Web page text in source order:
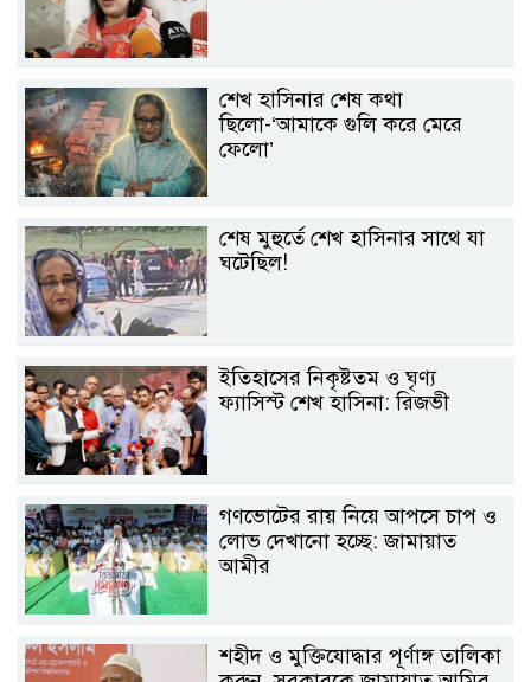
শেখ হাসিনার শেষ কথা
ছিলো-‘আমাকে গুলি করে মেরে
ফেলো’
শেষ মুহুর্তে শেখ হাসিনার সাথে যা
ঘটেছিল!
ইতিহাসের নিকৃষ্টতম ও ঘৃণ্য
ফ্যাসিস্ট শেখ হাসিনা: রিজভী
গণভোটের রায় নিয়ে আপসে চাপ ও
লোভ দেখানো হচ্ছে: জামায়াত
আমীর
শহীদ ও মুক্তিযোদ্ধার পূর্ণাঙ্গ তালিকা